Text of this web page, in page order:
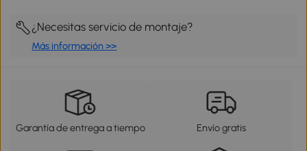
¿Necesitas servicio de montaje?
Más información >>
Garantía de entrega a tiempo Envío gratis